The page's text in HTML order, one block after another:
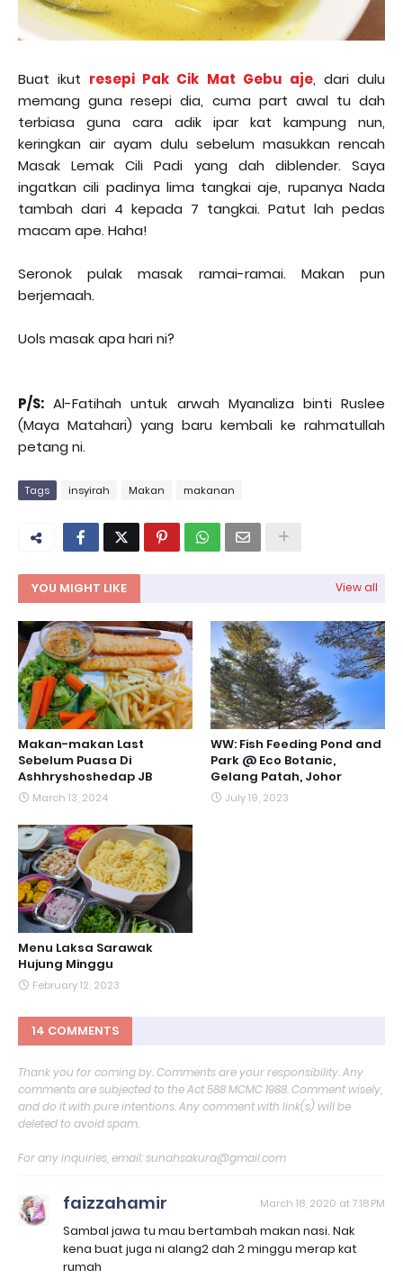
Buat ikut resepi Pak Cik Mat Gebu aje, dari dulu
memang guna resepi dia, cuma part awal tu dah
terbiasa guna cara adik ipar kat kampung nun,
keringkan air ayam dulu sebelum masukkan rencah
Masak Lemak Cili Padi yang dah diblender. Saya
ingatkan cili padinya lima tangkai aje, rupanya Nada
tambah dari 4 kepada 7 tangkai. Patut lah pedas
macam ape. Haha!
Seronok pulak masak ramai-ramai. Makan pun
berjemaah.
Uols masak apa hari ni?
P/S: Al-Fatihah untuk arwah Myanaliza binti Ruslee
(Maya Matahari) yang baru kembali ke rahmatullah
petang ni.
Tags insyirah Makan makanan
YOU MIGHT LIKE View all
Makan-makan Last
Sebelum Puasa Di
Ashhryshoshedap JB
March 13, 2024
WW: Fish Feeding Pond and
Park @ Eco Botanic,
Gelang Patah, Johor
July 19, 2023
Menu Laksa Sarawak
Hujung Minggu
February 12, 2023
14 COMMENTS
Thank you for coming by. Comments are your responsibility. Any
comments are subjected to the Act 588 MCMC 1988. Comment wisely,
and do it with pure intentions. Any comment with link(s) will be
deleted to avoid spam.
For any inquiries, email: sunahsakura@gmail.com
faizzahamir March 18, 2020 at 7:18 PM
Sambal jawa tu mau bertambah makan nasi. Nak
kena buat juga ni alang2 dah 2 minggu merap kat
rumah